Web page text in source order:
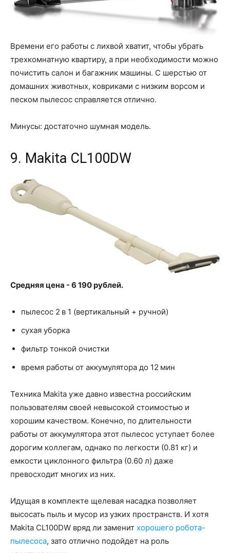
Времени его работы с лихвой хватит, чтобы убрать
трехкомнатную квартиру, а при необходимости можно
почистить салон и багажник машины. С шерстью от
домашних животных, ковриками с низким ворсом и
песком пылесос справляется отлично.
Минусы: достаточно шумная модель.
9. Makita CL100DW
Средняя цена - 6 190 рублей.
пылесос 2 в 1 (вертикальный + ручной)
сухая уборка
фильтр тонкой очистки
время работы от аккумулятора до 12 мин
Техника Makita уже давно известна российским
пользователям своей невысокой стоимостью и
хорошим качеством. Конечно, по длительности
работы от аккумулятора этот пылесос уступает более
дорогим коллегам, однако по легкости (0.81 кг) и
емкости циклонного фильтра (0.60 л) даже
превосходит многих из них.
Идущая в комплекте щелевая насадка позволяет
высосать пыль и мусор из узких пространств. И хотя
Makita CL100DW вряд ли заменит хорошего робота-
пылесоса, зато отлично подойдет на роль